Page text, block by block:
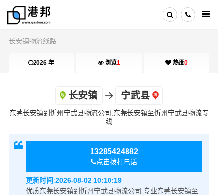
长安镇物流线路
2026 年 浏览1 热度0
长安镇 宁武县
东莞长安镇到忻州宁武县物流公司,东莞长安镇至忻州宁武县物流专
线
13285424882
点击拨打电话
更新时间:2026-08-02 10:10:19
优质东莞长安镇到忻州宁武县物流公司,专业东莞长安镇至